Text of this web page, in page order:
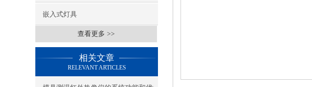
嵌入式灯具
查看更多 >>
相关文章
RELEVANT ARTICLES